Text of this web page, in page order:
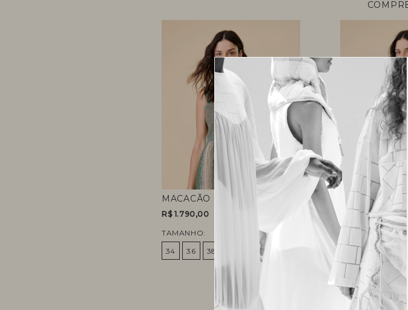
MACACÃO FRESCOR
R$ 1.790,00
TAMANHO:
34
36 38
+
CASACO
R$ 1790,00
TAMANHO: